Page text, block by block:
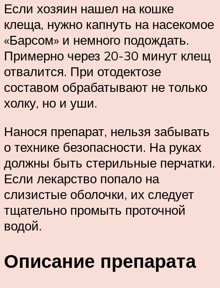
Если хозяин нашел на кошке
клеща, нужно капнуть на насекомое
«Барсом» и немного подождать.
Примерно через 20-30 минут клещ
отвалится. При отодектозе
составом обрабатывают не только
холку, но и уши.
Нанося препарат, нельзя забывать
о технике безопасности. На руках
должны быть стерильные перчатки.
Если лекарство попало на
слизистые оболочки, их следует
тщательно промыть проточной
водой.
Описание препарата